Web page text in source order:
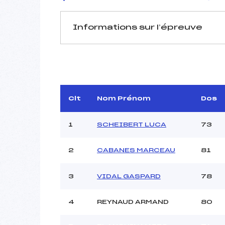
Informations sur l’épreuve
Arbitre :
Assistant :
MANCHE 1
Heure de départ :
Ouvreurs A :
Clt Nom Prénom Dos
1 SCHEIBERT LUCA 73
2 CABANES MARCEAU 81
3 VIDAL GASPARD 78
4 REYNAUD ARMAND 80